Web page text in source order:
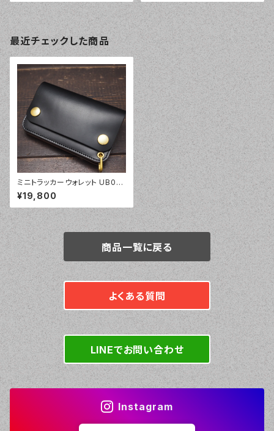
最近チェックした商品
ミニトラッカーウォレット UB04
クロムエクセル ハーフカバ
ー トラッカーウォレット
¥19,800
商品一覧に戻る
よくある質問
LINEでお問い合わせ
Instagram